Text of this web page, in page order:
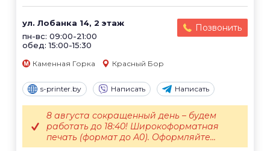
ул. Лобанка 14, 2 этаж
пн-вс: 09:00-21:00
обед: 15:00-15:30
Позвонить
Каменная Горка Красный Бор
s-printer.by Написать Написать
8 августа сокращенный день – будем
работать до 18:40! Широкоформатная
печать (формат до А0). Оформляйте...